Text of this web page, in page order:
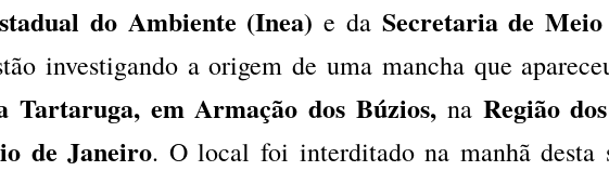
do Ambiente (Inea)e daSecretaria de Meio
investigando a origem de uma mancha que
Tartaruga, em Armação dos Búzios, na Região
de Janeiro. O local foi interditado na manhã desta